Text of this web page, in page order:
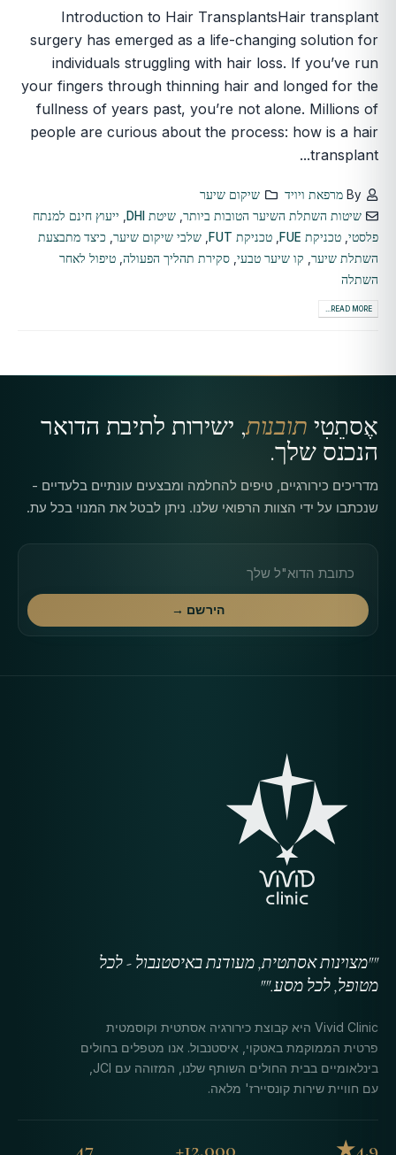
Introduction to Hair TransplantsHair transplant
surgery has emerged as a life-changing solution for
individuals struggling with hair loss. If you’ve run
your fingers through thinning hair and longed for the
fullness of years past, you’re not alone. Millions of
people are curious about the process: how is a hair
transplant...
By מרפאת ויויד
שיקום שיער
שיטות השתלת השיער הטובות ביותר ,שיטת DHI
ייעוץ חינם למנתח
פלסטי טכניקת FUE טכניקת FUT שלבי שיקום שיער כיצד מתבצעת
השתלת שיער קו שיער טבעי סקירת תהליך הפעולה טיפול לאחר
השתלה
READ MORE...
אֶסתֵטִי תובנות, ישירות לתיבת הדואר
הנכנס שלך.
מדריכים כירורגיים, טיפים להחלמה ומבצעים עונתיים בלעדיים -
שנכתבו על ידי הצוות הרפואי שלנו. ניתן לבטל את המנוי בכל עת.
הירשם →
""מצוינות אסתטית, מעודנת באיסטנבול - לכל
מטופל, לכל מסע.""
Vivid Clinic היא קבוצת כירורגיה אסתטית וקוסמטית
פרטית הממוקמת באטקוי, איסטנבול. אנו מטפלים בחולים
עם חוויית שירות קונסיירז' מלאה.